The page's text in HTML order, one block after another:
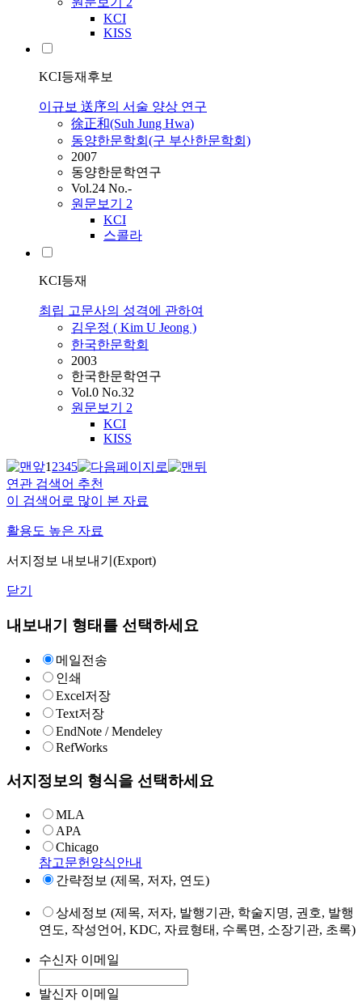
KCI
KISS
KCI등재후보
이규보 送序의 서술 양상 연구
徐正和(Suh Jung Hwa)
동양한문학회(구 부산한문학회)
2007
동양한문학연구
Vol.24 No.-
원문보기 2
KCI
스콜라
KCI등재
최립 고문사의 성격에 관하여
김우정 ( Kim U Jeong )
한국한문학회
2003
한국한문학연구
Vol.0 No.32
원문보기 2
KCI
KISS
12345
연관 검색어 추천
이 검색어로 많이 본 자료
활용도 높은 자료
서지정보 내보내기(Export)
닫기
내보내기 형태를 선택하세요
메일전송
인쇄
Excel저장
Text저장
EndNote / Mendeley
RefWorks
서지정보의 형식을 선택하세요
MLA
APA
Chicago
참고문헌양식안내
간략정보 (제목, 저자, 연도)
상세정보 (제목, 저자, 발행기관, 학술지명, 권호, 발행
연도, 작성언어, KDC, 자료형태, 수록면, 소장기관, 초록)
수신자 이메일
발신자 이메일